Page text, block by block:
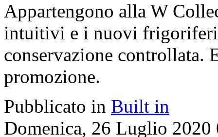
Appartengono alla W
intuitivi e i nuovi frigoriferi
conservazione controllata.
promozione.
Pubblicato in Built in
Domenica, 26 Luglio 2020